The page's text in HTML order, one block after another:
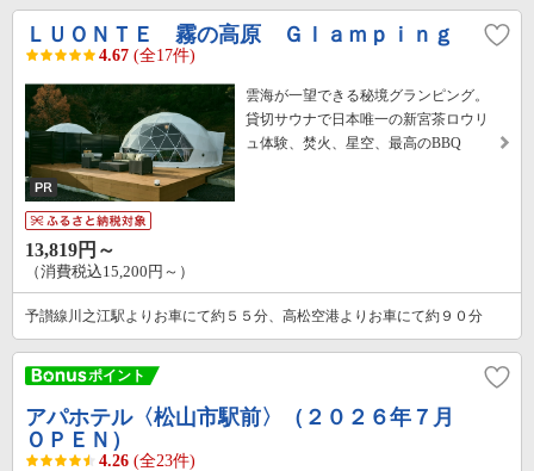
ＬＵＯＮＴＥ 霧の高原 Ｇｌａｍｐｉｎｇ
4.67 (全17件)
雲海が一望できる秘境グランピング。
貸切サウナで日本唯一の新宮茶ロウリ
ュ体験、焚火、星空、最高のBBQ
13,819円～
（消費税込15,200円～）
予讃線川之江駅よりお車にて約５５分、高松空港よりお車にて約９０分
アパホテル〈松山市駅前〉（２０２６年７月
ＯＰＥＮ）
4.26 (全23件)